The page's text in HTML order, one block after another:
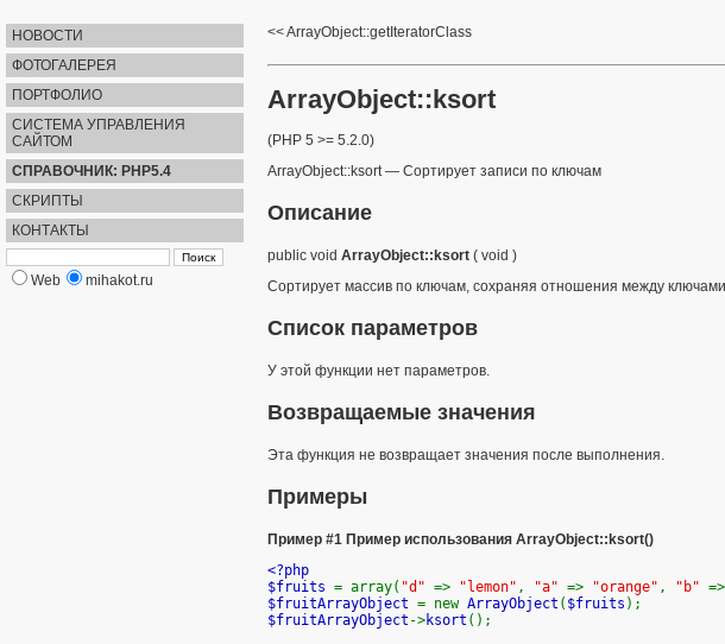
НОВОСТИ
ФОТОГАЛЕРЕЯ
ПОРТФОЛИО
СИСТЕМА УПРАВЛЕНИЯ
САЙТОМ
СПРАВОЧНИК: PHP5.4
СКРИПТЫ
КОНТАКТЫ
Web mihakot.ru
ArrayObject::getIteratorClass
ArrayObject::ksort
(PHP 5 >= 5.2.0)
ArrayObject::ksort— Сортирует записи по ключам
Описание
public void ArrayObject::ksort ( void )
Сортирует массив по ключам, сохраняя отношения между
Список параметров
У этой функции нет параметров.
Возвращаемые значения
Эта функция не возвращает значения после выполнения.
Примеры
Пример #1 Пример использования ArrayObject::ksort()
<?php
$fruits = array( "d" => "lemon" , "a" => "orange" , "b" =>
$fruitArrayObject = new ArrayObject ( $fruits );
$fruitArrayObject ->ksort ();